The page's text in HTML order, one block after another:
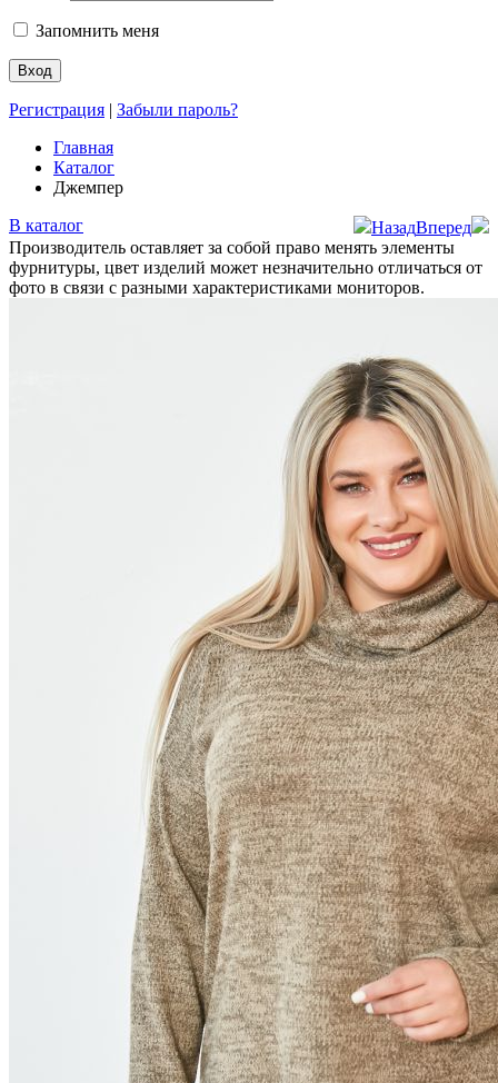
Запомнить меня
Регистрация | Забыли пароль?
Главная
Каталог
Джемпер
В каталог
Вперед
Назад
Производитель оставляет за собой право менять элементы
фурнитуры, цвет изделий может незначительно отличаться от
фото в связи с разными характеристиками мониторов.